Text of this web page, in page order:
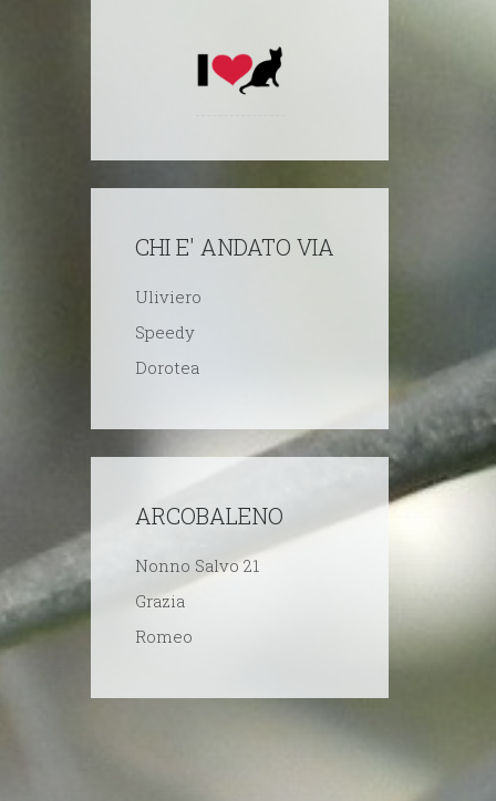
CHI E' ANDATO VIA
Uliviero
Speedy
Dorotea
ARCOBALENO
Nonno Salvo 21
Grazia
Romeo